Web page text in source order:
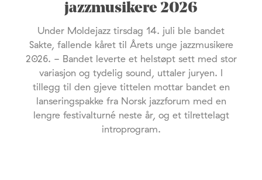
jazzmusikere 2026
Under Moldejazz tirsdag 14. juli ble bandet
Sakte, fallende kåret til Årets unge jazzmusikere
2026. - Bandet leverte et helstøpt sett med stor
variasjon og tydelig sound, uttaler juryen. I
tillegg til den gjeve tittelen mottar bandet en
lanseringspakke fra Norsk jazzforum med en
lengre festivalturné neste år, og et tilrettelagt
introprogram.